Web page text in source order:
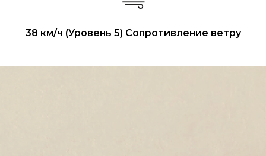
38 км/ч (Уровень 5) Сопротивление ветру